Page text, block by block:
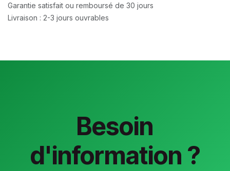
Garantie satisfait ou remboursé de 30 jours
Livraison : 2-3 jours ouvrables
Besoin
d'information ?